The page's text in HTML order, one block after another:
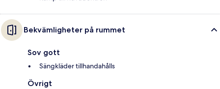
Bekvämligheter på rummet
Sov gott
Sängkläder tillhandahålls
Övrigt